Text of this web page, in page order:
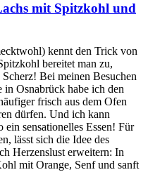
mit Spitzkohl und
kennt den Trick von
bereitet man zu,
Bei meinen Besuchen
Osnabrück habe ich den
frisch aus dem Ofen
dürfen. Und ich kann
sensationelles Essen! Für
lässt sich die Idee des
Herzenslust erweitern: In
mit Orange, Senf und sanft